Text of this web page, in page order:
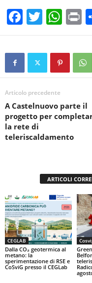
F
a
c
b
o
o
k
T
wi
tt
W
h
at
s
A
p
t
Articolo precedente
A Castelnuovo parte il
progetto per
la rete di
teleriscaldamento
ARTICOLI
CEGLAB
Dalla CO₂ geotermica al
metano: la
sperimentazione di RSE e
CoSviG presso il CEGLab